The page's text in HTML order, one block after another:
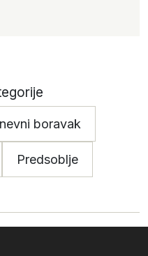
boravak
Predsoblje